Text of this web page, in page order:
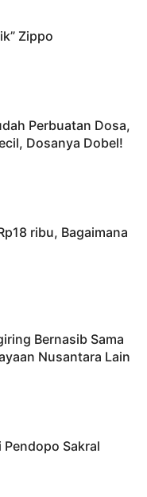
Zippo
Perbuatan Dosa,
Dosanya Dobel!
ribu, Bagaimana
Bernasib Sama
Nusantara Lain
Sakral